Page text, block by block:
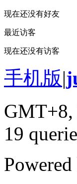
现在还没有好友
最近访客
现在还没有访客
手机版|
GMT+8,
19